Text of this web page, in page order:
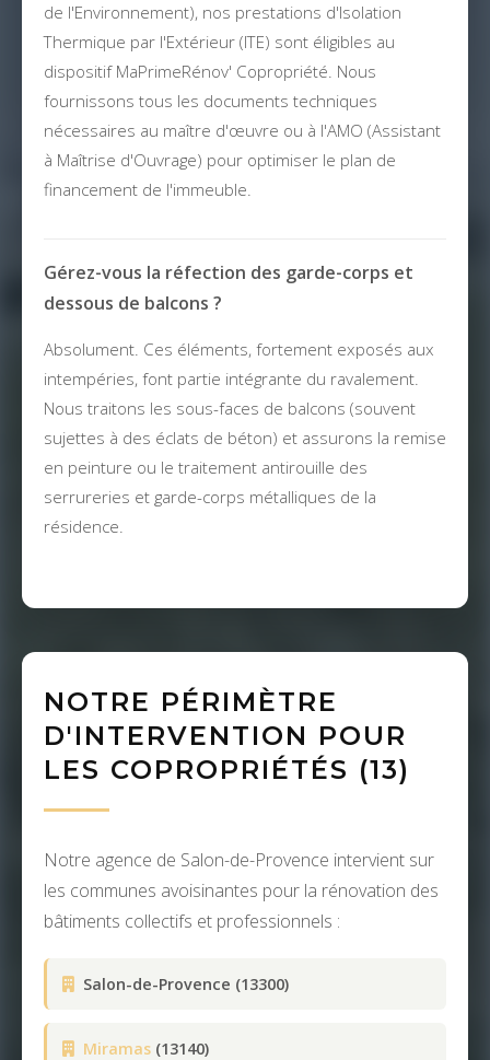
de l'Environnement), nos prestations d'Isolation
Thermique par l'Extérieur (ITE) sont éligibles au
dispositif MaPrimeRénov' Copropriété. Nous
fournissons tous les documents techniques
nécessaires au maître d'œuvre ou à l'AMO (Assistant
à Maîtrise d'Ouvrage) pour optimiser le plan de
financement de l'immeuble.
Gérez-vous la réfection des garde-corps et
dessous de balcons ?
Absolument. Ces éléments, fortement exposés aux
intempéries, font partie intégrante du ravalement.
Nous traitons les sous-faces de balcons (souvent
sujettes à des éclats de béton) et assurons la remise
en peinture ou le traitement antirouille des
serrureries et garde-corps métalliques de la
résidence.
NOTRE PÉRIMÈTRE
D'INTERVENTION POUR
LES COPROPRIÉTÉS (13)
Notre agence de Salon-de-Provence intervient sur
les communes avoisinantes pour la rénovation des
bâtiments collectifs et professionnels :
Salon-de-Provence (13300)
Miramas (13140)